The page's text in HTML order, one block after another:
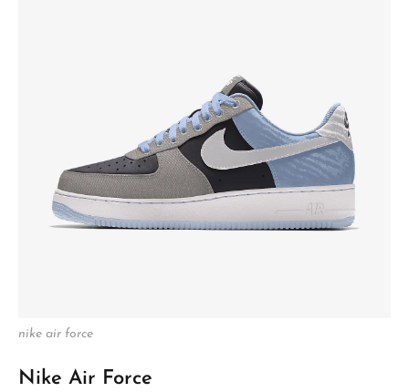
sobie ogromną popularność zarówno wśród sportowców,